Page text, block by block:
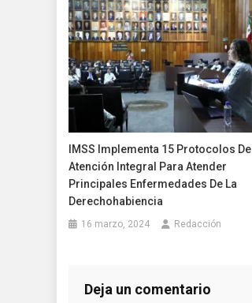
IMSS Implementa 15 Protocolos De
Atención Integral Para Atender
Principales Enfermedades De La
Derechohabiencia
16 marzo, 2024 Redacción
Deja un comentario